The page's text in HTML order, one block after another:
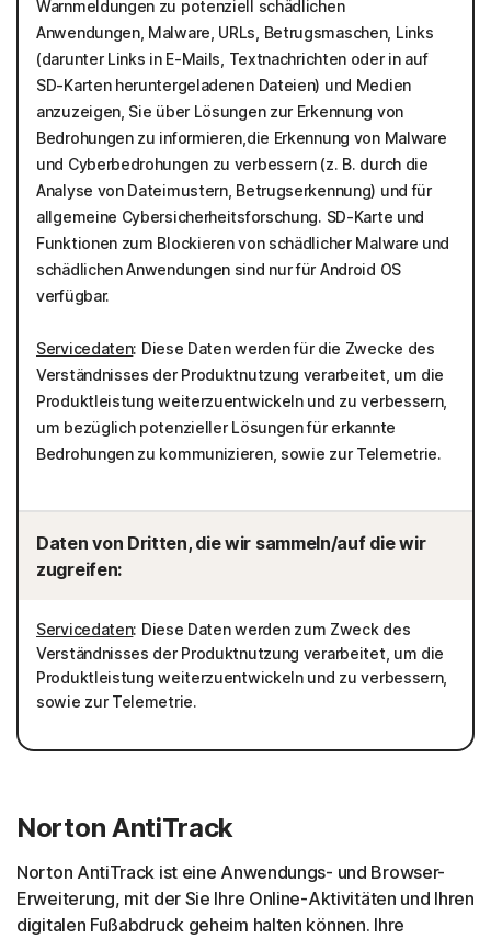
Warnmeldungen zu potenziell schädlichen
Anwendungen, Malware, URLs, Betrugsmaschen, Links
(darunter Links in E-Mails, Textnachrichten oder in auf
SD-Karten heruntergeladenen Dateien) und Medien
anzuzeigen, Sie über Lösungen zur Erkennung von
Bedrohungen zu informieren,die Erkennung von Malware
und Cyberbedrohungen zu verbessern (z. B. durch die
Analyse von Dateimustern, Betrugserkennung) und für
allgemeine Cybersicherheitsforschung. SD-Karte und
Funktionen zum Blockieren von schädlicher Malware und
schädlichen Anwendungen sind nur für Android OS
verfügbar.
Servicedaten: Diese Daten werden für die Zwecke des
Verständnisses der Produktnutzung verarbeitet, um die
Produktleistung weiterzuentwickeln und zu verbessern,
um bezüglich potenzieller Lösungen für erkannte
Bedrohungen zu kommunizieren, sowie zur Telemetrie.
Daten von Dritten, die wir sammeln/auf die wir
zugreifen:
Servicedaten: Diese Daten werden zum Zweck des
Verständnisses der Produktnutzung verarbeitet, um die
Produktleistung weiterzuentwickeln und zu verbessern,
sowie zur Telemetrie.
Norton AntiTrack
Norton AntiTrack ist eine Anwendungs- und Browser-
Erweiterung, mit der Sie Ihre Online-Aktivitäten und Ihren
digitalen Fußabdruck geheim halten können. Ihre